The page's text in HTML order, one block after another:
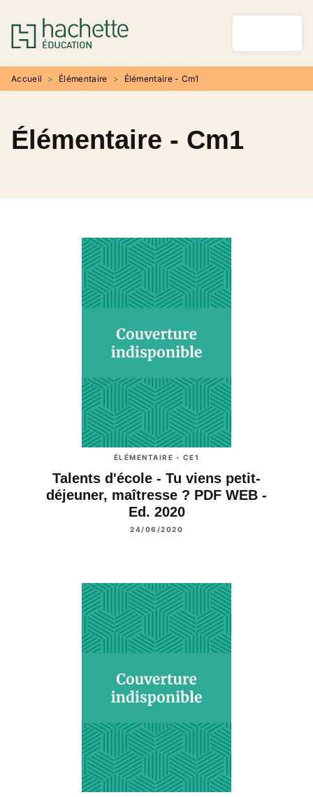
MENU RECHERCHE
PIED DE PAGE
Accueil > Élémentaire > Élémentaire - Cm1
Élémentaire - Cm1
ÉLÉMENTAIRE - CE1
Talents d'école - Tu viens petit-
déjeuner, maîtresse ? PDF WEB -
Ed. 2020
24/06/2020